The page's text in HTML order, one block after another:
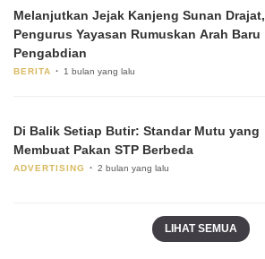
Melanjutkan Jejak Kanjeng Sunan Drajat,
Pengurus Yayasan Rumuskan Arah Baru
Pengabdian
BERITA 1 bulan yang lalu
Di Balik Setiap Butir: Standar Mutu yang
Membuat Pakan STP Berbeda
ADVERTISING 2 bulan yang lalu
LIHAT SEMUA